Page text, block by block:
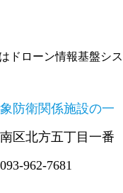
ドローン情報基盤シス
防衛関係施設の一
区北方五丁目一番
962-7681